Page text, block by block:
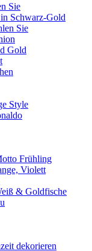
Sie
Schwarz-Gold
Sie
Gold
Style
Frühling
Violett
& Goldfische
dekorieren